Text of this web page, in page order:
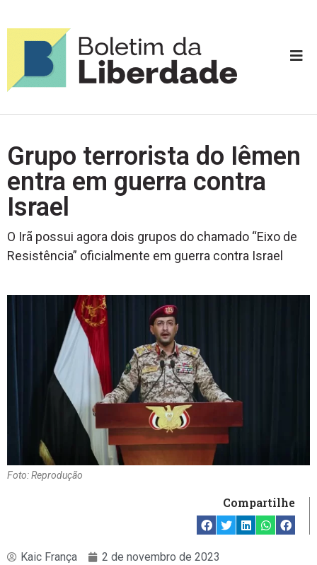
Grupo terrorista do Iêmen
entra em guerra contra
Israel
O Irã possui agora dois grupos do chamado “Eixo de
Resistência” oficialmente em guerra contra Israel
Foto: Reprodução
Compartilhe
Kaic França 2 de novembro de 2023